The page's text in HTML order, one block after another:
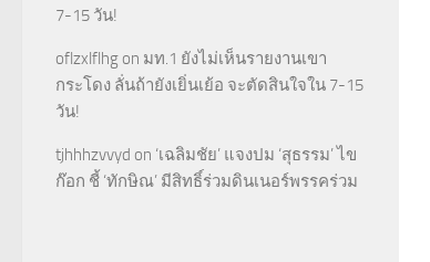
7-15 วัน!
oflzxlflhg on มท.1 ยังไม่เห็นรายงานเขา
กระโดง ลั่นถ้ายังเยิ่นเย้อ จะตัดสินใจใน 7-15
วัน!
tjhhhzvvyd on ‘เฉลิมชัย’ แจงปม ‘สุธรรม’ ไข
ก๊อก ชี้ ‘ทักษิณ’ มีสิทธิ์ร่วมดินเนอร์พรรคร่วม